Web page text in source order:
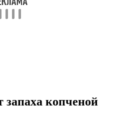
запаха копченой